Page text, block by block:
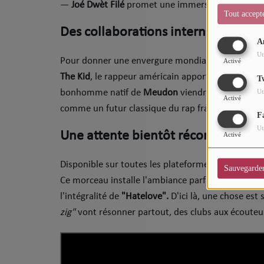
Tout
Activé
Activé
Activé
Top Soul Addict
MY SOUL ADDICT
— Joé Dwèt Filépromet une immersion totale
​Des collaborations internationales
​Pour donner une envergure mondiale à
The Kid, le rappeur américain apportera une
bonhomme natif de Meudon viendra poser son
comme un futur classique du rap français.
​Une attente bientôt récompensée
​Disponible sur toutes les plateformes de
Ce morceau installe l'ambiance parfaite avant le
l'intégralité de "Hatelove". ​D'ici là, une chose est
zig"vont résonner partout, des clubs aux